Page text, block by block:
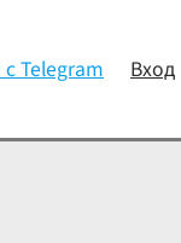
Telegram Вход